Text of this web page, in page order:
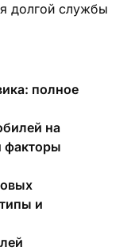
долгой службы
полное
на
факторы
и